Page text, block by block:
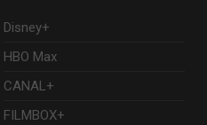
Disney+
HBO Max
CANAL+
FILMBOX+